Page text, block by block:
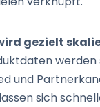
gezielt
und
sich